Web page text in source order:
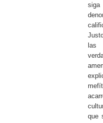
las
que